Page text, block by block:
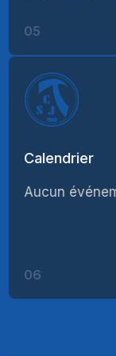
05
Calendrier
Aucun
06